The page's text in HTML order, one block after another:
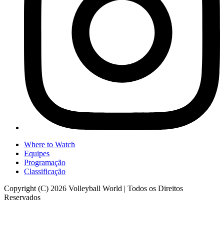
Where to Watch
Equipes
Programação
Classificação
Copyright (C) 2026 Volleyball World | Todos os Direitos
Reservados